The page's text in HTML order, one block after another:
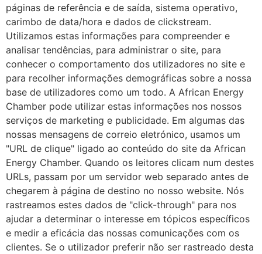
páginas de referência e de saída, sistema operativo,
carimbo de data/hora e dados de clickstream.
Utilizamos estas informações para compreender e
analisar tendências, para administrar o site, para
conhecer o comportamento dos utilizadores no site e
para recolher informações demográficas sobre a nossa
base de utilizadores como um todo. A African Energy
Chamber pode utilizar estas informações nos nossos
serviços de marketing e publicidade. Em algumas das
nossas mensagens de correio eletrónico, usamos um
"URL de clique" ligado ao conteúdo do site da African
Energy Chamber. Quando os leitores clicam num destes
URLs, passam por um servidor web separado antes de
chegarem à página de destino no nosso website. Nós
rastreamos estes dados de "click-through" para nos
ajudar a determinar o interesse em tópicos específicos
e medir a eficácia das nossas comunicações com os
clientes. Se o utilizador preferir não ser rastreado desta